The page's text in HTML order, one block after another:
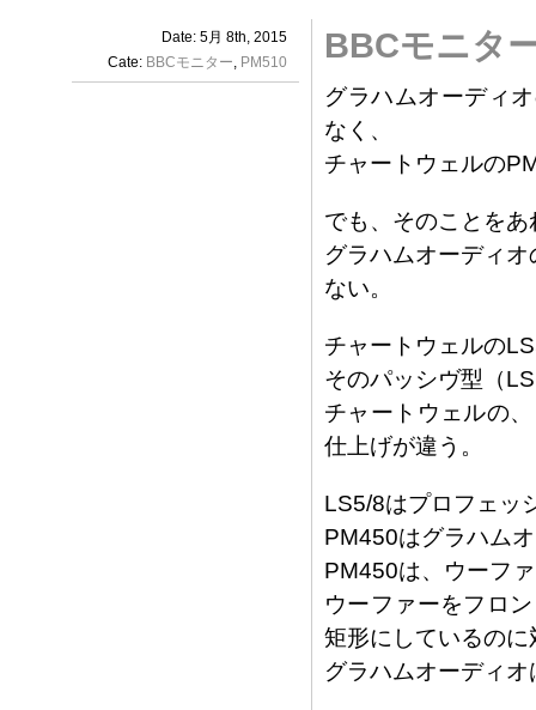
Date: 5月 8th, 2015
Cate: BBCモニター, PM510 BBCモニタ
グラハムオーディ
なく、
チャートウェルの
でも、そのことを
グラハムオーディ
ない。
チャートウェルの
そのパッシヴ型（
チャートウェルの
仕上げが違う。
LS5/8はプロフェッ
PM450はグラハム
PM450は、ウーフ
ウーファーをフロ
矩形にしているのに
グラハムオーディ